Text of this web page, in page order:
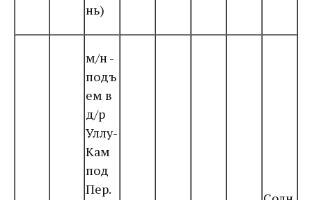
нь)
м/н -
подъ
ем в
д/р
Уллу-
Кам
под
Пер.